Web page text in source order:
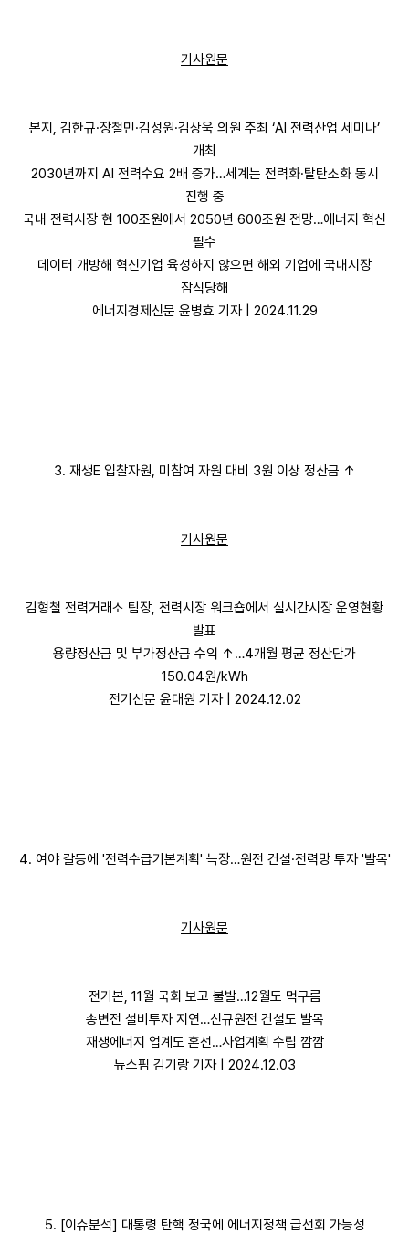
기사원문
본지, 김한규·장철민·김성원·김상욱 의원 주최 ‘AI 전력산업 세미나’
개최
2030년까지 AI 전력수요 2배 증가…세계는 전력화·탈탄소화 동시
진행 중
국내 전력시장 현 100조원에서 2050년 600조원 전망…에너지 혁신
필수
데이터 개방해 혁신기업 육성하지 않으면 해외 기업에 국내시장
잠식당해
에너지경제신문 윤병효 기자 | 2024.11.29
3. 재생E 입찰자원, 미참여 자원 대비 3원 이상 정산금 ↑
기사원문
김형철 전력거래소 팀장, 전력시장 워크숍에서 실시간시장 운영현황
발표
용량정산금 및 부가정산금 수익 ↑…4개월 평균 정산단가
150.04원/kWh
전기신문 윤대원 기자 | 2024.12.02
4. 여야 갈등에 '전력수급기본계획' 늑장…원전 건설·전력망 투자 '발목'
기사원문
전기본, 11월 국회 보고 불발…12월도 먹구름
송변전 설비투자 지연…신규원전 건설도 발목
재생에너지 업계도 혼선…사업계획 수립 깜깜
뉴스핌 김기랑 기자 | 2024.12.03
5. [이슈분석] 대통령 탄핵 정국에 에너지정책 급선회 가능성